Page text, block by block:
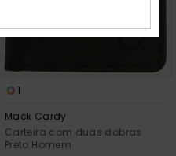
1
Mack Cardy
Carteira com duas dobras
Preto Homem